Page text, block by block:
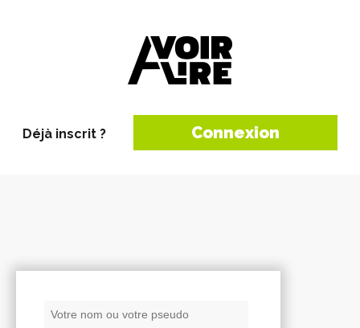
Déjà inscrit ? Connexion